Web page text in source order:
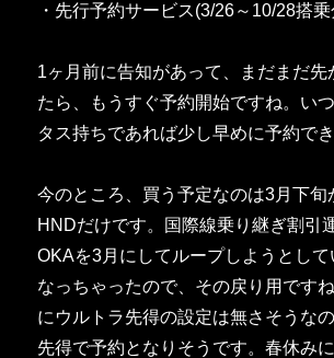
・先行予約サービス(3/26～10/28搭
1ヶ月前に告知があって、まだまだ先
たら、もうすぐ予約開始ですね。い
タス持ちであれば少し早めに予約でき
今のところ、買う予定なのは3月下旬
HNDだけです。国際線乗り継ぎ割引
OKAを3月にしてループしようとして
なっちゃったので、その戻り用です
にウルトラ先得の設定は無さそうな
先得で予約となりそうです。春休み